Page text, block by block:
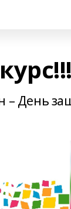
– День